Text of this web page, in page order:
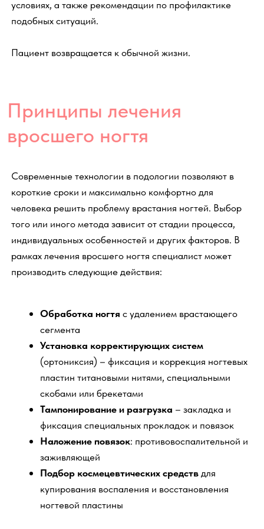
процедуры
Профилактика вростания
ногтей
Профилактика позволит предотвратить развитие
профилактике точно стоит позаботься, это убережет от
ненужного дискомфорта и сэкономит ваши время и
деньги.
Что нужно для профилактики вростания ногтей?
Носить удобную обувь по размеру, без тесного
давящего действия
Соблюдать гигиену ног, состригать ногти
правильным образом
Своевременно обращаться к врачу при
подозрении на инфекции ногтей и кожи
(грибковые, бактериальные, вирусные)
При наличии плоскостопия или других
нарушений обращаться к ортопеду, подобрать и
использовать индивидуальные ортопедические